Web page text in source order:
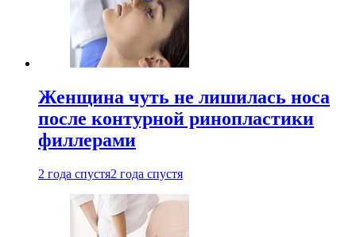
Женщина чуть не лишилась носа
после контурной ринопластики
филлерами
2 года спустя2 года спустя